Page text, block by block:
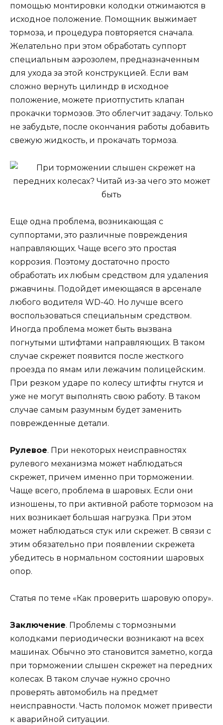
помощью монтировки колодки отжимаются в
исходное положение. Помощник выжимает
тормоза, и процедура повторяется сначала.
Желательно при этом обработать суппорт
специальным аэрозолем, предназначенным
для ухода за этой конструкцией. Если вам
сложно вернуть цилиндр в исходное
положение, можете приотпустить клапан
прокачки тормозов. Это облегчит задачу. Только
не забудьте, после окончания работы добавить
свежую жидкость, и прокачать тормоза.
Еще одна проблема, возникающая с
суппортами, это различные повреждения
направляющих. Чаще всего это простая
коррозия. Поэтому достаточно просто
обработать их любым средством для удаления
ржавчины. Подойдет имеющаяся в арсенале
любого водителя WD-40. Но лучше всего
воспользоваться специальным средством.
Иногда проблема может быть вызвана
погнутыми штифтами направляющих. В таком
случае скрежет появится после жесткого
проезда по ямам или лежачим полицейским.
При резком ударе по колесу штифты гнутся и
уже не могут выполнять свою работу. В таком
случае самым разумным будет заменить
поврежденные детали.
Рулевое. При некоторых неисправностях
рулевого механизма может наблюдаться
скрежет, причем именно при торможении.
Чаще всего, проблема в шаровых. Если они
изношены, то при активной работе тормозом на
них возникает большая нагрузка. При этом
может наблюдаться стук или скрежет. В связи с
этим обязательно при появлении скрежета
убедитесь в нормальном состоянии шаровых
опор.
Статья по теме «Как проверить шаровую опору».
Заключение. Проблемы с тормозными
колодками периодически возникают на всех
машинах. Обычно это становится заметно, когда
при торможении слышен скрежет на передних
колесах. В таком случае нужно срочно
проверять автомобиль на предмет
неисправности. Часть поломок может привести
к аварийной ситуации.